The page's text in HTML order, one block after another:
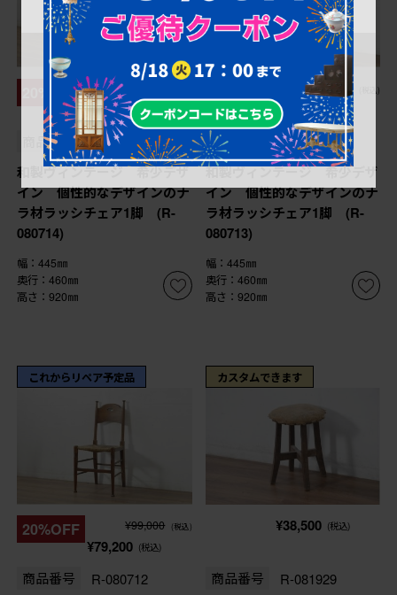
20%OFF
¥75,680 (税込)
商品番号 R-080714
和製ヴィンテージ 希少デザ
イン 個性的なデザインのナ
ラ材ラッシチェア1脚 (R-
080714)
幅：445㎜
奥行：460㎜
高さ：920㎜
¥89,100 (税込)
¥71,280 (税込)
商品番号 R-080713
和製ヴィンテージ 希少デザ
イン 個性的なデザインのナ
ラ材ラッシチェア1脚 (R-
080713)
幅：445㎜
奥行：460㎜
高さ：920㎜
これからリペア予定品
20%OFF ¥99,000 (税込)
¥79,200 (税込)
商品番号 R-080712
カスタムできます
¥38,500 (税込)
商品番号 R-081929